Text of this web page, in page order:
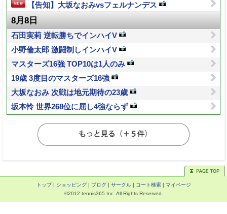
【告知】大坂なおみvsフェルナンデス
8月8日
石田実莉 逆転勝ちでインハイV
小野倫太郎 激闘制しインハイV
マスターズ16強 TOP10は1人のみ
19歳 3度目のマスターズ16強
大坂なおみ 次戦は地元期待の23歳
坂本怜 世界268位に屈し4強ならず
トップ| ショッピング| ブログ| サークル| コート検索| マイページ
©2012 tennis365 Inc. All Rights Reserved.